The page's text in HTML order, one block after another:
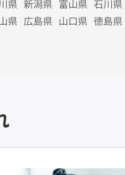
県 新潟県 富山県 石川県
県 広島県 山口県 徳島県